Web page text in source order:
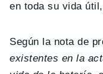
en toda su vida
Según la nota de
existentes en la